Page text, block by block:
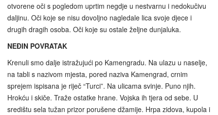
otvorene oči s pogledom uprtim negdje u nestvarnu i nedokučivu
daljinu. Oči koje se nisu dovoljno nagledale lica svoje djece i
drugih dragih osoba. Oči koje su ostale željne dunjaluka.
NEĐIN POVRATAK
Krenuli smo dalje istražujući po Kamengradu. Na ulazu u naselje,
na tabli s nazivom mjesta, pored naziva Kamengrad, crnim
sprejem ispisana je riječ “Turci”. Na ulicama svinje. Puno njih.
Hrokću i skiče. Traže ostatke hrane. Vojska ih tjera od sebe. U
središtu sela tužan prizor porušene džamije. Hrpa zidova, kupola i